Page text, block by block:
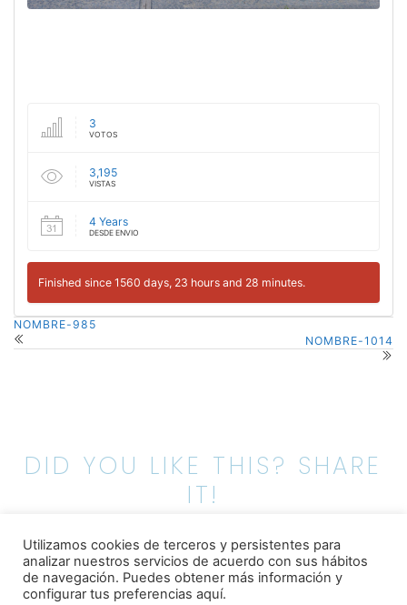
3
VOTOS
3,195
VISTAS
4 Years
DESDE ENVIO
Finished since 1560 days, 23 hours and 28 minutes.
NOMBRE-985
NOMBRE-1014
DID YOU LIKE THIS? SHARE
IT!
Utilizamos cookies de terceros y persistentes para
analizar nuestros servicios de acuerdo con sus hábitos
de navegación. Puedes obtener más información y
configurar tus preferencias aquí.